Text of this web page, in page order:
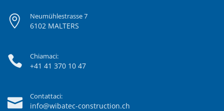
Neumühlestrasse 7
6102 MALTERS
Chiamaci:
+41 41 370 10 47
Contattaci:
info@wibatec-construction.ch